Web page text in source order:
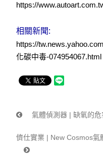
https://
相關新聞:
https://
化碳中毒-074954067.html
氣體偵測器 | 缺氧的
儕仕實業 | New Cosmos氣